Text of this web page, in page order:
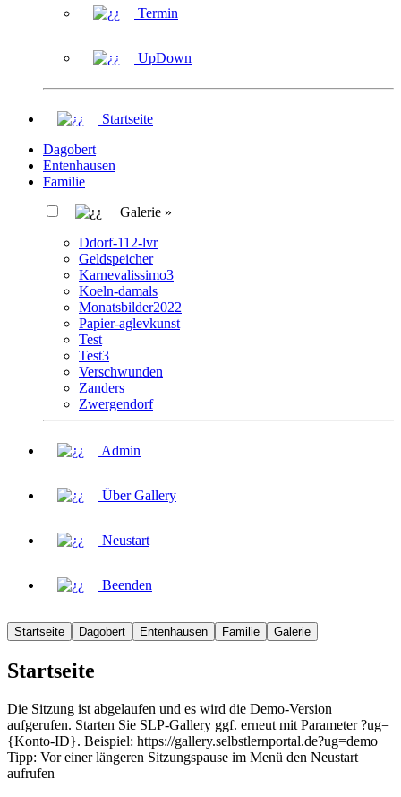
Termin
UpDown
Startseite
Dagobert
Entenhausen
Familie
Galerie »
Ddorf-112-lvr
Geldspeicher
Karnevalissimo3
Koeln-damals
Monatsbilder2022
Papier-aglevkunst
Test
Test3
Verschwunden
Zanders
Zwergendorf
Admin
Über Gallery
Neustart
Beenden
Startseite Dagobert Entenhausen Familie Galerie
Startseite
Die Sitzung ist abgelaufen und es wird die Demo-Version
aufgerufen. Starten Sie SLP-Gallery ggf. erneut mit Parameter ?ug=
{Konto-ID}. Beispiel: https://gallery.selbstlernportal.de?ug=demo
Tipp: Vor einer längeren Sitzungspause im Menü den Neustart
aufrufen